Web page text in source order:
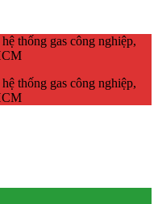
thống gas công nghiệp,
thống gas công nghiệp,